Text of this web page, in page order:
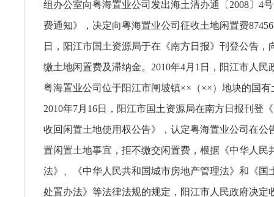
组办公室向粤海置业公司发出海土清办通〔2008〕4
费通知》，决定向粤海置业公司征收土地闲置费
日，阳江市国土资源局于在《南方日报》刊登公告，
缴土地闲置费及滞纳金。2010年4月1日，阳江市人民
粤海置业公司位于阳江市闸坡镇××（××）地块的国有
2010年7月16日，阳江市国土资源局在南方日报刊登
收回闲置土地使用权公告》，认定粤海置业公司在公
置闲置土地事宜，拒不缴交闲置费，根据《中华人民
法》、《中华人民共和国城市房地产管理法》和《国
处置办法》等法律法规的规定，阳江市人民政府决定